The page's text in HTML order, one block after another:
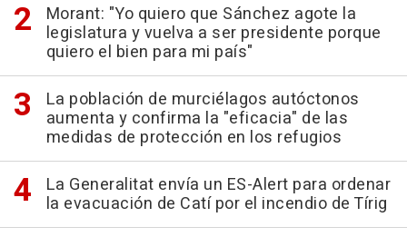
Morant: "Yo quiero que Sánchez agote la
legislatura y vuelva a ser presidente porque
quiero el bien para mi país"
La población de murciélagos autóctonos
aumenta y confirma la "eficacia" de las
medidas de protección en los refugios
La Generalitat envía un ES-Alert para ordenar
la evacuación de Catí por el incendio de Tírig